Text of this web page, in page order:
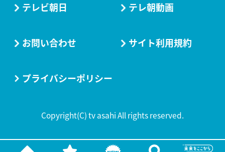
テレビ朝日 テレ朝動画
お問い合わせ サイト利用規約
プライバシーポリシー
Copyright(C) tv asahi All rights reserved.